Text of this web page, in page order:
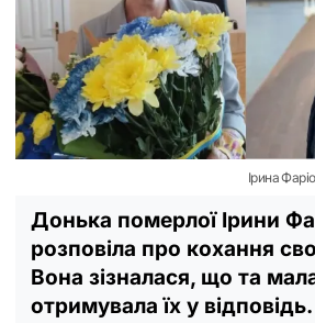
Ірина
Донька померлої Ірини
розповіла про кохання
Вона зізналася, що та
отримувала їх у відповідь.